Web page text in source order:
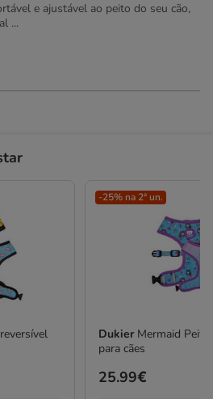
e ajustável ao peito do seu cão,
...
-25% na 2ª un.
Dukier Mermaid
para cães
Preço
25.99€